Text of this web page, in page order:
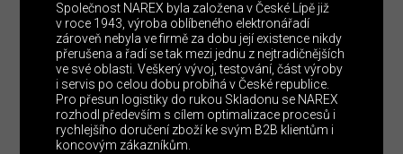
Společnost NAREX byla založena v České Lípě již
v roce 1943, výroba oblíbeného elektronářadí
zároveň nebyla ve firmě za dobu její existence nikdy
přerušena a řadí se tak mezi jednu z nejtradičnějších
ve své oblasti. Veškerý vývoj, testování, část výroby
i servis po celou dobu probíhá v České republice.
Pro přesun logistiky do rukou Skladonu se NAREX
rozhodl především s cílem optimalizace procesů i
rychlejšího doručení zboží ke svým B2B klientům i
koncovým zákazníkům.